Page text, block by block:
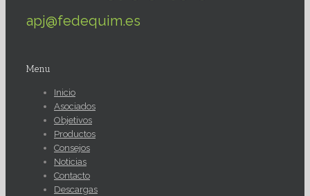
apj@fedequim.es
Menu
Inicio
Asociados
Objetivos
Productos
Consejos
Noticias
Contacto
Descargas